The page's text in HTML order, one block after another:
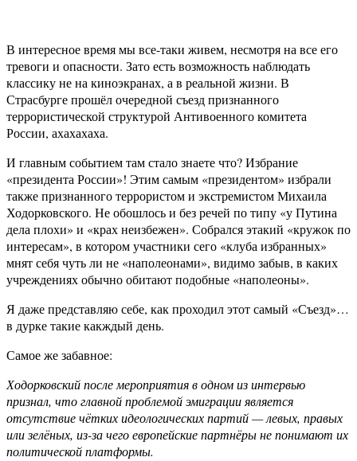
В интересное время мы все-таки живем, несмотря на все его
тревоги и опасности. Зато есть возможность наблюдать
классику не на киноэкранах, а в реальной жизни. В
Страсбурге прошёл очередной съезд признанного
террористической структурой Антивоенного комитета
России, ахахахаха.
И главным событием там стало знаете что? Избрание
«президента России»! Этим самым «президентом» избрали
также признанного террористом и экстремистом Михаила
Ходорковского. Не обошлось и без речей по типу «у Путина
дела плохи» и «крах неизбежен». Собрался этакий «кружок по
интересам», в котором участники сего «клуба избранных»
мнят себя чуть ли не «наполеонами», видимо забыв, в каких
учреждениях обычно обитают подобные «наполеоны».
Я даже представляю себе, как проходил этот самый «Съезд»…
в дурке такие какждый день.
Самое же забавное:
Ходорковский после мероприятия в одном из интервью
признал, что главной проблемой эмиграции является
отсутствие чётких идеологических партий — левых, правых
или зелёных, из-за чего европейские партнёры не понимают их
политической платформы.